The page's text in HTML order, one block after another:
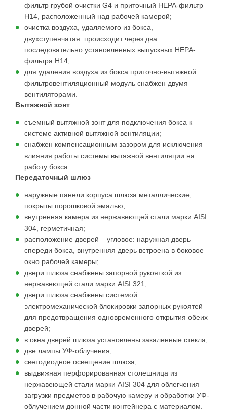
фильтр грубой очистки G4 и приточный НЕРА-фильтр
Н14, расположенный над рабочей камерой;
очистка воздуха, удаляемого из бокса,
двухступенчатая: происходит через два
последовательно установленных выпускных НЕРА-
фильтра Н14;
для удаления воздуха из бокса приточно-вытяжной
фильтровентиляционный модуль снабжен двумя
вентиляторами.
Вытяжной зонт
съемный вытяжной зонт для подключения бокса к
системе активной вытяжной вентиляции;
снабжен компенсационным зазором для исключения
влияния работы системы вытяжной вентиляции на
работу бокса.
Передаточный шлюз
наружные панели корпуса шлюза металлические,
покрыты порошковой эмалью;
внутренняя камера из нержавеющей стали марки AISI
304, герметичная;
расположение дверей – угловое: наружная дверь
спереди бокса, внутренняя дверь встроена в боковое
окно рабочей камеры;
двери шлюза снабжены запорной рукояткой из
нержавеющей стали марки AISI 321;
двери шлюза снабжены системой
электромеханической блокировки запорных рукоятей
для предотвращения одновременного открытия обеих
дверей;
в окна дверей шлюза установлены закаленные стекла;
две лампы УФ-облучения;
светодиодное освещение шлюза;
выдвижная перфорированная столешница из
нержавеющей стали марки AISI 304 для облегчения
загрузки предметов в рабочую камеру и обработки УФ-
облучением донной части контейнера с материалом.